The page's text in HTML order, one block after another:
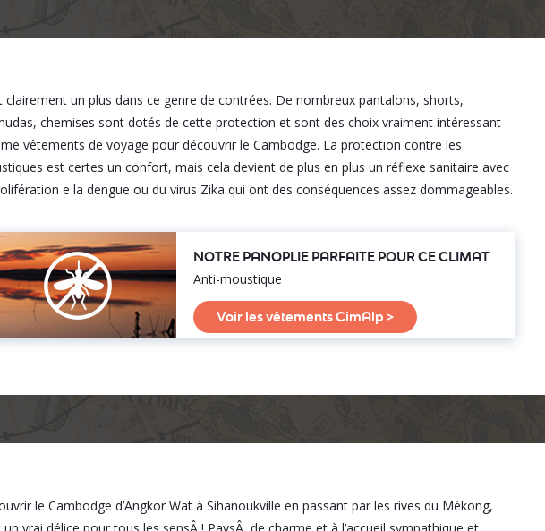
clairement un plus dans ce genre de contrées. De nombreux pantalons, shorts,
chemises sont dotés de cette protection et sont des choix vraiment intéressant
vêtements de voyage pour découvrir le Cambodge. La protection contre les
est certes un confort, mais cela devient de plus en plus un réflexe sanitaire avec
e la dengue ou du virus Zika qui ont des conséquences assez dommageables.
NOTRE PANOPLIE PARFAITE POUR CE CLIMAT
Anti-moustique
Voir les vêtements CimAlp >
le Cambodge d’Angkor Wat à Sihanoukville en passant par les rives du Mékong,